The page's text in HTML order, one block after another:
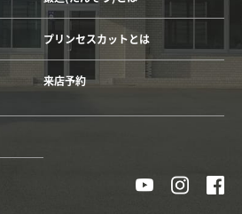
プリンセスカットとは
来店予約